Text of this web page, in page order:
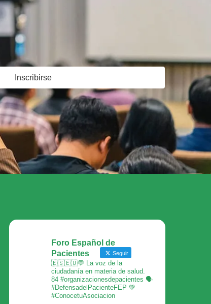
Inscribirse
Foro Español de
Pacientes
Seguir
🇪🇸🇪🇺💬 La voz de la
ciudadanía en materia de salud.
84 #organizacionesdepacientes 🗣
#DefensadelPacienteFEP 💚
#ConocetuAsociacion